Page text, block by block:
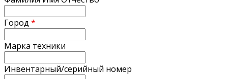
Город *
Марка техники
Инвентарный/серийный номер